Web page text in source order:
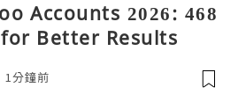
Accounts 2026: 468
Better Results
1分鐘前